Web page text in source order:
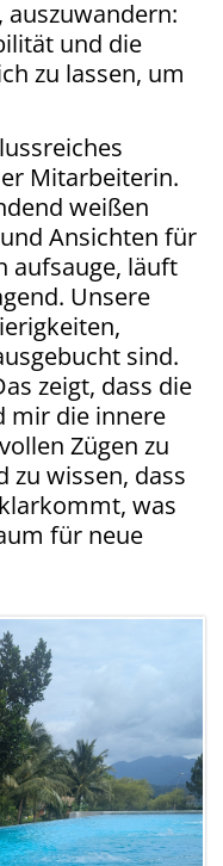
auszuwandern:
und die
zu lassen, um
Mitarbeiterin.
weißen
Ansichten für
aufsauge, läuft
Unsere
sind.
zeigt, dass die
mir die innere
Zügen zu
zu wissen, dass
was
für neue